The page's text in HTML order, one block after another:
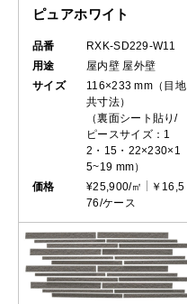
ピュアホワイト
品番
RXK-SD229-W11
用途
屋内壁 屋外壁
サイズ
116×233 mm（目地
共寸法）
（裏面シート貼り/
ピースサイズ：1
2・15・22×230×1
5~19 mm）
価格
¥25,900/㎡
￥16,5
76/ケース